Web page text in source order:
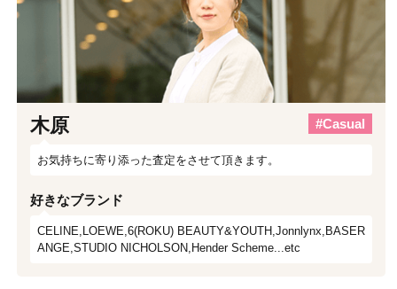
木原 #Casual
お気持ちに寄り添った査定をさせて頂きます。
好きなブランド
CELINE,LOEWE,6(ROKU) BEAUTY&YOUTH,Jonnlynx,BASER
ANGE,STUDIO NICHOLSON,Hender Scheme...etc